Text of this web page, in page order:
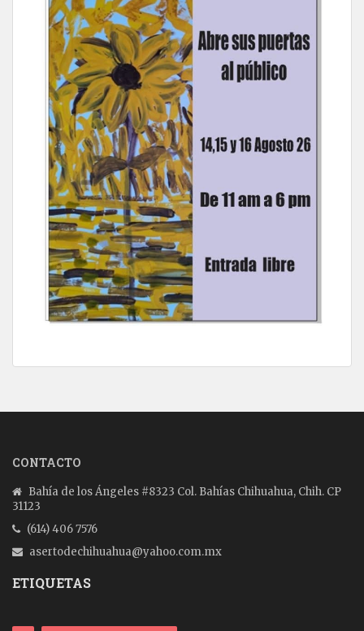
CONTACTO
Bahía de los Ángeles #8323 Col. Bahías Chihuahua, Chih. CP
31123
(614) 406 7576
asertodechihuahua@yahoo.com.mx
ETIQUETAS